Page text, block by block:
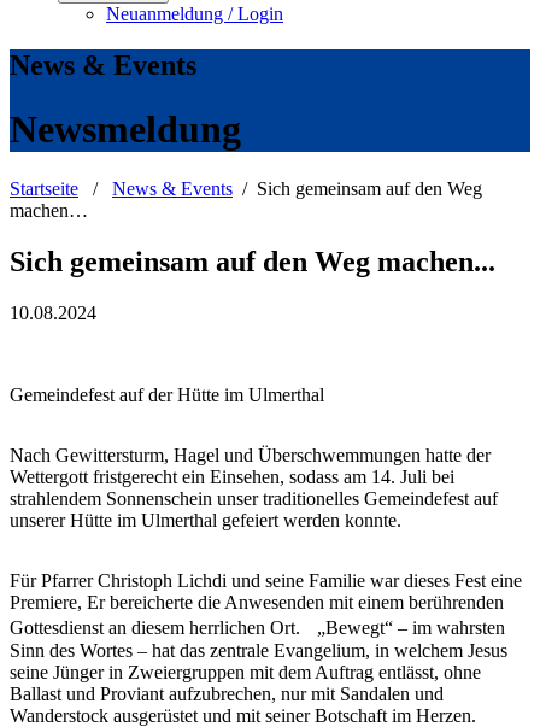
Neuanmeldung / Login
News & Events
Newsmeldung
Startseite / News & Events / Sich gemeinsam auf den Weg
machen…
Sich gemeinsam auf den Weg machen...
10.08.2024
Gemeindefest auf der Hütte im Ulmerthal
Nach Gewittersturm, Hagel und Überschwemmungen hatte der
Wettergott fristgerecht ein Einsehen, sodass am 14. Juli bei
strahlendem Sonnenschein unser traditionelles Gemeindefest auf
unserer Hütte im Ulmerthal gefeiert werden konnte.
Für Pfarrer Christoph Lichdi und seine Familie war dieses Fest eine
Premiere, Er bereicherte die Anwesenden mit einem berührenden
Gottesdienst an diesem herrlichen Ort. „Bewegt“ – im wahrsten
Sinn des Wortes – hat das zentrale Evangelium, in welchem Jesus
seine Jünger in Zweiergruppen mit dem Auftrag entlässt, ohne
Ballast und Proviant aufzubrechen, nur mit Sandalen und
Wanderstock ausgerüstet und mit seiner Botschaft im Herzen.